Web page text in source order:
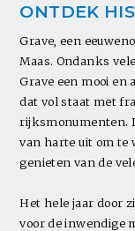
ONTDEK
Grave, een
Maas. Ondanks
Grave een mooi en
dat vol staat met
rijksmonumenten.
van harte uit om
genieten van de
Het hele jaar door
voor de inwendige